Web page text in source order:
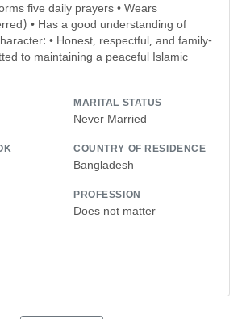
five daily prayers • Wears
• Has a good understanding of
• Honest, respectful, and family-
to maintaining a peaceful Islamic
MARITAL STATUS
Never Married
COUNTRY OF RESIDENCE
Bangladesh
PROFESSION
Does not matter